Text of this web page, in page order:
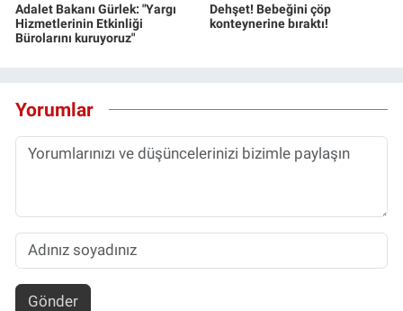
Adalet Bakanı Gürlek: "Yargı
Hizmetlerinin Etkinliği
Bürolarını kuruyoruz"
Dehşet! Bebeğini çöp
konteynerine bıraktı!
Yorumlar
Gönder